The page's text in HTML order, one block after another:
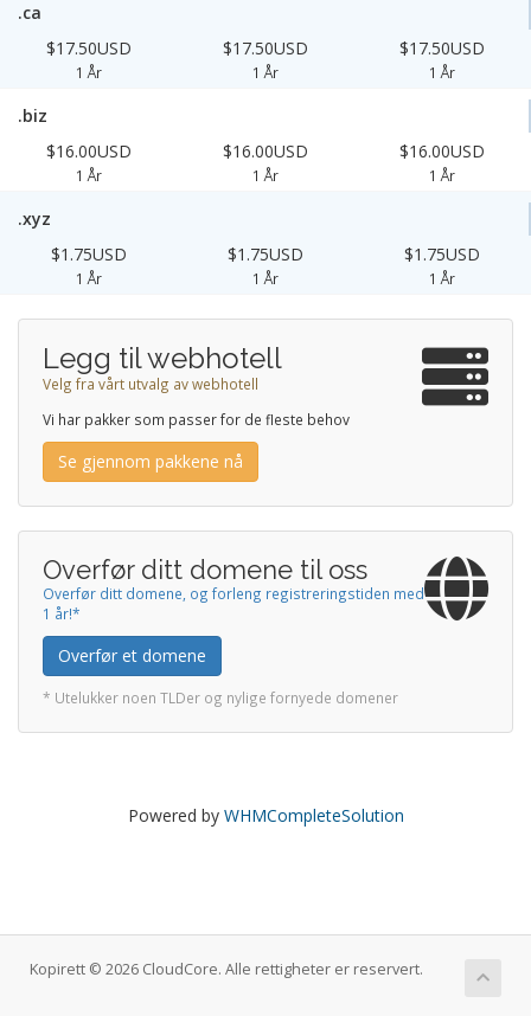
.ca
$17.50USD
1 År
$17.50USD
1 År
$17.50USD
1 År
.biz
$16.00USD
1 År
$16.00USD
1 År
$16.00USD
1 År
.xyz
$1.75USD
1 År
$1.75USD
1 År
$1.75USD
1 År
Legg til webhotell
Velg fra vårt utvalg av webhotell
Vi har pakker som passer for de fleste behov
Se gjennom pakkene nå
Overfør ditt domene til oss
Overfør ditt domene, og forleng registreringstiden med
1 år!*
Overfør et domene
* Utelukker noen TLDer og nylige fornyede domener
Powered by WHMCompleteSolution
Kopirett © 2026 CloudCore. Alle rettigheter er reservert.